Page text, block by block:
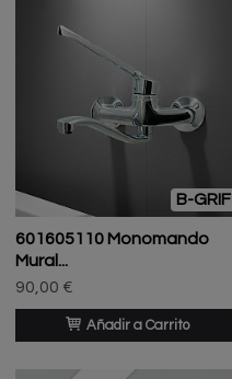
B-GRIF
601605110 Monomando
Mural...
90,00 €
Añadir a Carrito